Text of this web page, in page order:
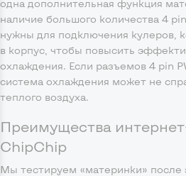
одна дополнительная функция
наличие большого количества 4
нужны для подключения кулеров,
в корпус, чтобы повысить
охлаждения. Если разъемов 4 pin
система охлаждения может не
теплого воздуха.
Преимущества
ChipChip
Мы тестируем «материнки» после